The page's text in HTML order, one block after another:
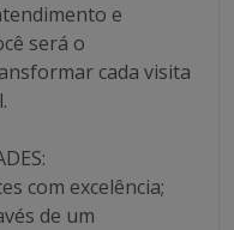
e
será o
cada visita
com excelência;
de um